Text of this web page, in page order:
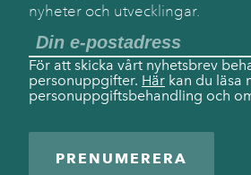
nyheter och utvecklingar.
För att skicka vårt nyhetsbrev
personuppgifter. Här kan du läsa
personuppgiftsbehandling och
PRENUMERERA